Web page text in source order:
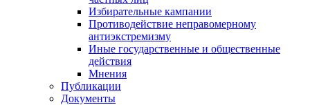
Избирательные кампании
Противодействие неправомерному
антиэкстремизму
Иные государственные и общественные
действия
Мнения
Публикации
Документы